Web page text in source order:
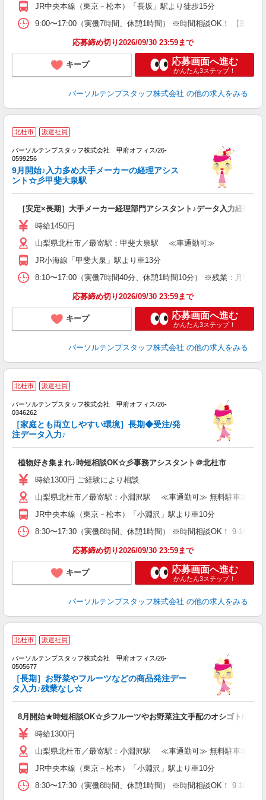
JR中央本線（東京－松本）「長坂」駅より徒歩15分
9:00〜17:00（実働7時間、休憩1時間） ※時間相談OK！ 【勤務
応募締め切り2026/09/30 23:59まで
キープ 応募画面へ進む
かんたん3ステップ！
パーソルテンプスタッフ株式会社 の他の求人をみる
北杜市 派遣社員
パーソルテンプスタッフ株式会社 甲府オフィス/26-
0599256
9月開始♪入力多め大手メーカーの経理アシス
ント☆彡甲斐大泉駅
［安定×長期］大手メーカー経理部門アシスタント♪データ入力経費処理
時給1450円
山梨県北杜市／最寄駅：甲斐大泉駅 ≪車通勤可≫
JR小海線「甲斐大泉」駅より車13分
8:10〜17:00（実働7時間40分、休憩1時間10分） ※残業：月5〜
応募締め切り2026/09/30 23:59まで
キープ 応募画面へ進む
かんたん3ステップ！
パーソルテンプスタッフ株式会社 の他の求人をみる
北杜市 派遣社員
パーソルテンプスタッフ株式会社 甲府オフィス/26-
0346262
［家庭とも両立しやすい環境］長期◆受注/発
注データ入力♪
植物好き集まれ♪時短相談OK☆彡事務アシスタント＠北杜市
時給1300円 ご経験により相談
山梨県北杜市／最寄駅：小淵沢駅 ≪車通勤可≫ 無料駐車場あり
JR中央本線（東京－松本）「小淵沢」駅より車10分
8:30〜17:30（実働8時間、休憩1時間） ※時間相談OK！ 9-16時
応募締め切り2026/09/30 23:59まで
キープ 応募画面へ進む
かんたん3ステップ！
パーソルテンプスタッフ株式会社 の他の求人をみる
北杜市 派遣社員
パーソルテンプスタッフ株式会社 甲府オフィス/26-
0505677
［長期］お野菜やフルーツなどの商品発注デー
タ入力♪残業なし☆
8月開始★時短相談OK☆彡フルーツやお野菜注文手配のオシゴト/北杜
時給1300円
山梨県北杜市／最寄駅：小淵沢駅 ≪車通勤可≫ 無料駐車場あり
JR中央本線（東京－松本）「小淵沢」駅より車10分
8:30〜17:30（実働8時間、休憩1時間） ※時間相談OK！ 9-16時